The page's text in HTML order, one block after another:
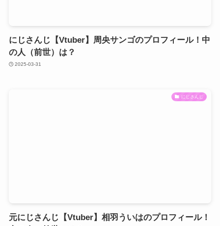
にじさんじ【Vtuber】周央サンゴのプロフィール！中
の人（前世）は？
2025-03-31
にじさんじ
元にじさんじ【Vtuber】相羽ういはのプロフィール！